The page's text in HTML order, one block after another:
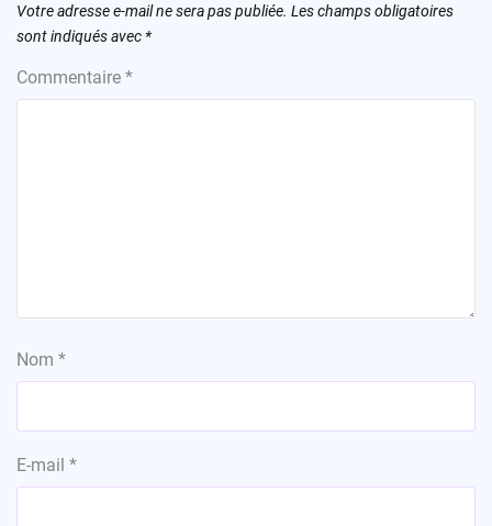
Votre adresse e-mail ne sera pas publiée. Les champs obligatoires
sont indiqués avec *
Commentaire *
Nom *
E-mail *